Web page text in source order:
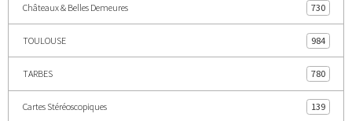
Châteaux & Belles Demeures 730
TOULOUSE 984
TARBES 780
Cartes Stéréoscopiques 139